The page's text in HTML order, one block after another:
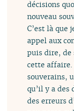
décisions
nouveau
C’est là que
appel aux
puis dire, de
cette affaire.
souverains,
qu’il y a des
des erreurs